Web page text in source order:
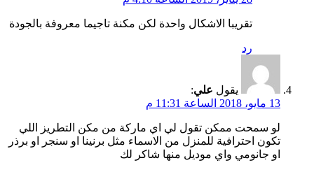
تقريبا الاشكال واحدة لكن مكنة تاجيما معروفة بالجودة
رد
يقول علي:
13 مايو، 2018 الساعة 11:31 م
لو سمحت ممكن تقول لي اي ماركة من مكن التطريز اللي
تكون احترافية للمنزل من الاسماء مثل برنينا او سنجر او برذر
او جانومي واي موديل منها شاكر لك